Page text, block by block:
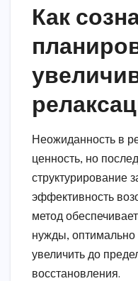
Как
Неожиданность в
ценность, но
структурирование
эффективность
метод
нужды, оптимально
увеличить до
восстановления.